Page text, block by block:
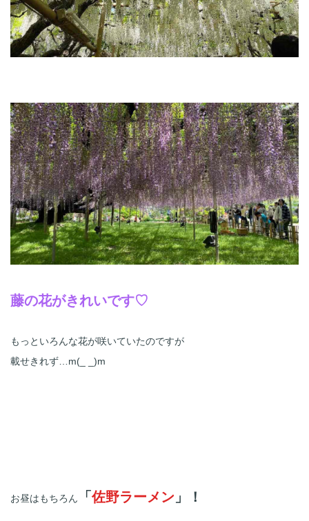
藤の花がきれいです♡
もっといろんな花が咲いていたのですが
載せきれず…m(_ _)m
お昼はもちろん 「 佐野ラーメン 」！